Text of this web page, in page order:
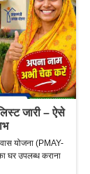
जारी – ऐसे
योजना (PMAY-
घर उपलब्ध कराना